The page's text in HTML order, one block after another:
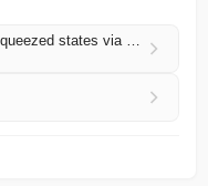
Squeezed, trisqueezed and quadsqueezed states via spin–oscillator coupling